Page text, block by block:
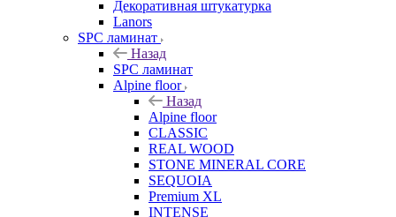
Декоративная штукатурка
Lanors
SPC ламинат
Назад
SPC ламинат
Alpine floor
Назад
Alpine floor
CLASSIC
REAL WOOD
STONE MINERAL CORE
SEQUOIA
Premium XL
INTENSE